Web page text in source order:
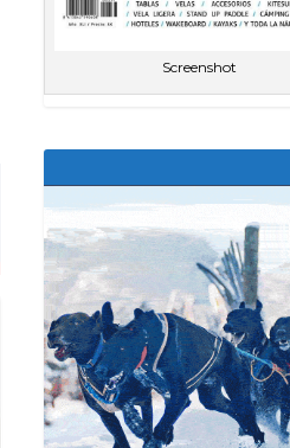
Screenshot